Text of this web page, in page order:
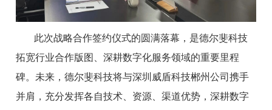
此次战略合作签约仪式的圆满落幕，是德尔斐科技
拓宽行业合作版图、深耕数字化服务领域的重要里程
碑。未来，德尔斐科技将与深圳威盾科技郴州公司携手
并肩，充分发挥各自技术、资源、渠道优势，深耕数字